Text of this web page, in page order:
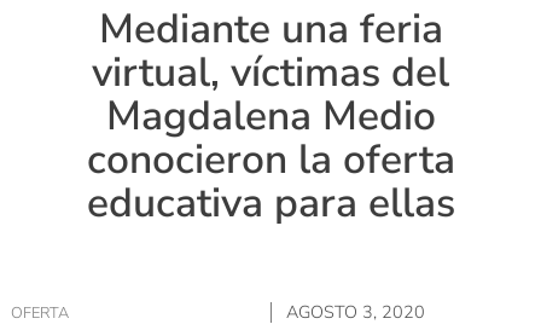
Mediante una feria
virtual, víctimas del
Magdalena Medio
conocieron la oferta
educativa para ellas
OFERTA AGOSTO 3, 2020